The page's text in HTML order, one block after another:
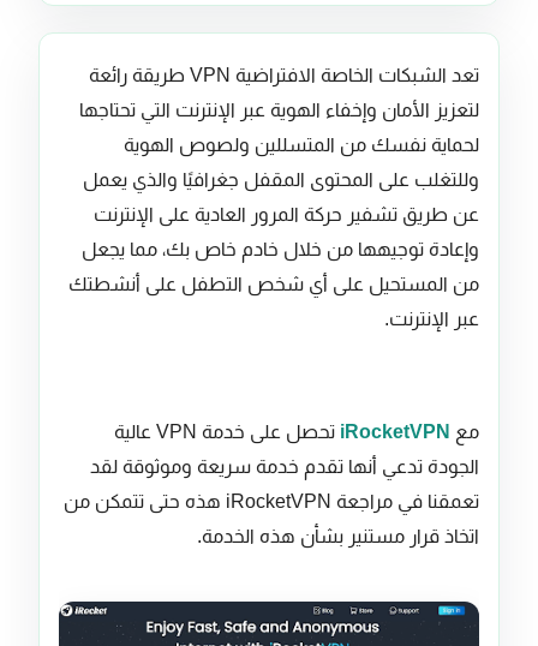
تعد الشبكات الخاصة الافتراضية VPN طريقة رائعة
لتعزيز الأمان وإخفاء الهوية عبر الإنترنت التي تحتاجها
لحماية نفسك من المتسللين ولصوص الهوية
وللتغلب على المحتوى المقفل جغرافيًا والذي يعمل
عن طريق تشفير حركة المرور العادية على الإنترنت
وإعادة توجيهها من خلال خادم خاص بك، مما يجعل
من المستحيل على أي شخص التطفل على أنشطتك
عبر الإنترنت.
مع iRocketVPN
تحصل على خدمة VPN عالية
الجودة تدعي أنها تقدم خدمة سريعة وموثوقة لقد
تعمقنا في مراجعة iRocketVPN هذه حتى تتمكن من
اتخاذ قرار مستنير بشأن هذه الخدمة.